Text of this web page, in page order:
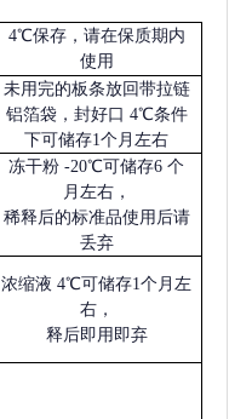
4℃保存，请在保质期内
使用
未用完的板条放回带拉链
铝箔袋，封好口 4℃条件
下可储存1个月左右
冻干粉 -20℃可储存6 个
月左右，
稀释后的标准品使用后请
丢弃
浓缩液 4℃可储存1个月左
右，
释后即用即弃